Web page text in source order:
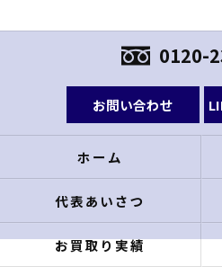
0120-
お問い合わせ
ホーム
代表あいさつ
お買取り実績